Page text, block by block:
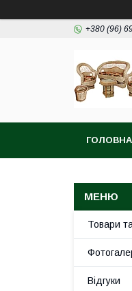
+380 (96)
ГОЛОВНА
Товари
Відгуки